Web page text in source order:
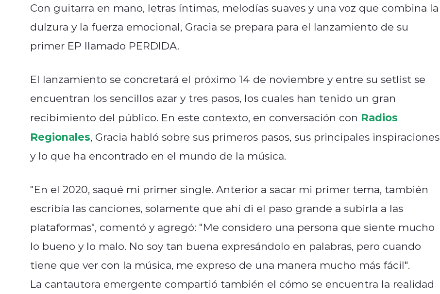
Con guitarra en mano, letras íntimas, melodías suaves y una voz que combina la
dulzura y la fuerza emocional, Gracia se prepara para el lanzamiento de su
primer EP llamado PERDIDA.
El lanzamiento se concretará el próximo 14 de noviembre y entre su setlist se
encuentran los sencillos azar y tres pasos, los cuales han tenido un gran
recibimiento del público. En este contexto, en conversación con Radios
Regionales, Gracia habló sobre sus primeros pasos, sus principales inspiraciones
y lo que ha encontrado en el mundo de la música.
"En el 2020, saqué mi primer single. Anterior a sacar mi primer tema, también
escribía las canciones, solamente que ahí di el paso grande a subirla a las
plataformas", comentó y agregó: "Me considero una persona que siente mucho
lo bueno y lo malo. No soy tan buena expresándolo en palabras, pero cuando
tiene que ver con la música, me expreso de una manera mucho más fácil".
La cantautora emergente compartió también el cómo se encuentra la realidad